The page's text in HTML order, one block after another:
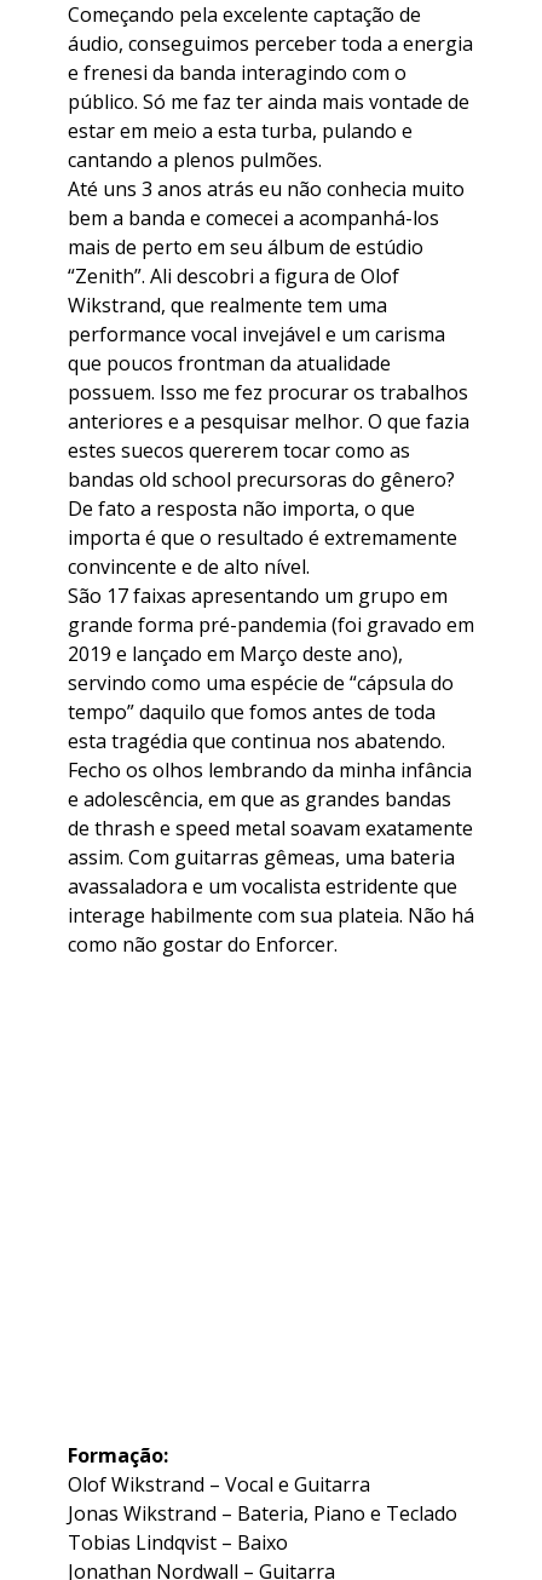
Começando pela excelente captação de
áudio, conseguimos perceber toda a energia
e frenesi da banda interagindo com o
público. Só me faz ter ainda mais vontade de
estar em meio a esta turba, pulando e
cantando a plenos pulmões.
Até uns 3 anos atrás eu não conhecia muito
bem a banda e comecei a acompanhá-los
mais de perto em seu álbum de estúdio
“Zenith”. Ali descobri a figura de Olof
Wikstrand, que realmente tem uma
performance vocal invejável e um carisma
que poucos frontman da atualidade
possuem. Isso me fez procurar os trabalhos
anteriores e a pesquisar melhor. O que fazia
estes suecos quererem tocar como as
bandas old school precursoras do gênero?
De fato a resposta não importa, o que
importa é que o resultado é extremamente
convincente e de alto nível.
São 17 faixas apresentando um grupo em
grande forma pré-pandemia (foi gravado em
2019 e lançado em Março deste ano),
servindo como uma espécie de “cápsula do
tempo” daquilo que fomos antes de toda
esta tragédia que continua nos abatendo.
Fecho os olhos lembrando da minha infância
e adolescência, em que as grandes bandas
de thrash e speed metal soavam exatamente
assim. Com guitarras gêmeas, uma bateria
avassaladora e um vocalista estridente que
interage habilmente com sua plateia. Não há
como não gostar do Enforcer.
Formação:
Olof Wikstrand – Vocal e Guitarra
Jonas Wikstrand – Bateria, Piano e Teclado
Tobias Lindqvist – Baixo
Jonathan Nordwall – Guitarra